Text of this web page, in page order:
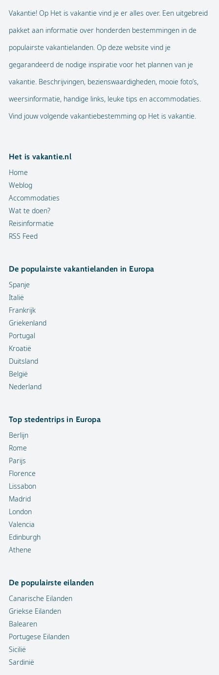
Vakantie! Op Het is vakantie vind je er alles over. Een uitgebreid
pakket aan informatie over honderden bestemmingen in de
populairste vakantielanden. Op deze website vind je
gegarandeerd de nodige inspiratie voor het plannen van je
vakantie. Beschrijvingen, bezienswaardigheden, mooie foto’s,
weersinformatie, handige links, leuke tips en accommodaties.
Vind jouw volgende vakantiebestemming op Het is vakantie.
Het is vakantie.nl
Home
Weblog
Accommodaties
Wat te doen?
Reisinformatie
RSS Feed
De populairste vakantielanden in Europa
Spanje
Italië
Frankrijk
Griekenland
Portugal
Kroatië
Duitsland
België
Nederland
Top stedentrips in Europa
Berlijn
Rome
Parijs
Florence
Lissabon
Madrid
London
Valencia
Edinburgh
Athene
De populairste eilanden
Canarische Eilanden
Griekse Eilanden
Balearen
Portugese Eilanden
Sicilië
Sardinië